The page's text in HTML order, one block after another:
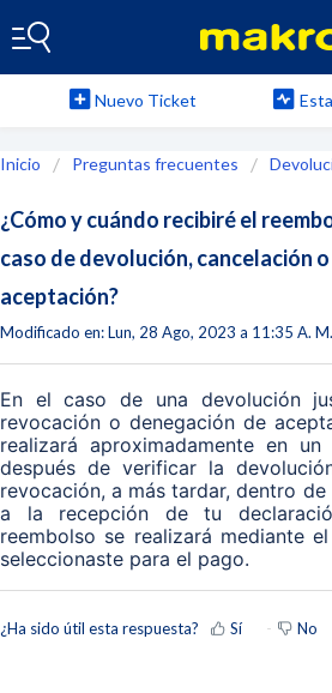
Nuevo Ticket
Inicio Preguntas frecuentes
¿Cómo y cuándo recibiré el
caso de devolución, cancelación
aceptación?
Modificado en: Lun, 28 Ago, 2023 a 11:35 A. M.
En el caso de una devolución
revocación o denegación de
realizará aproximadamente en
después de verificar la
revocación, a más tardar, dentro
a la recepción de tu
reembolso se realizará mediante
seleccionaste para el pago.
¿Ha sido útil esta respuesta? Sí No